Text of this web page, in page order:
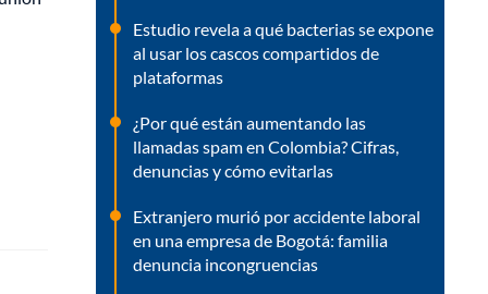
Estudio revela a qué bacterias se expone
al usar los cascos compartidos de
plataformas
¿Por qué están aumentando las
llamadas spam en Colombia? Cifras,
denuncias y cómo evitarlas
Extranjero murió por accidente laboral
en una empresa de Bogotá: familia
denuncia incongruencias